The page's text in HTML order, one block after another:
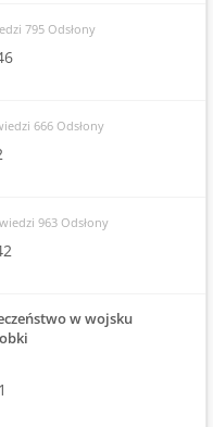
795 Odsłony
666 Odsłony
963 Odsłony
w wojsku